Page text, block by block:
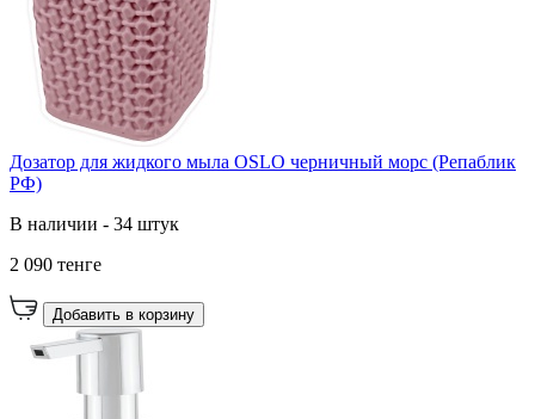
Дозатор для жидкого мыла OSLO черничный морс (Репаблик
РФ)
В наличии - 34 штук
2 090 тенге
Добавить в корзину